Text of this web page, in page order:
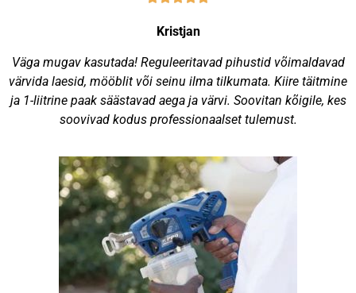
Kristjan
Väga mugav kasutada! Reguleeritavad pihustid võimaldavad
värvida laesid, mööblit või seinu ilma tilkumata. Kiire täitmine
ja 1-liitrine paak säästavad aega ja värvi. Soovitan kõigile, kes
soovivad kodus professionaalset tulemust.